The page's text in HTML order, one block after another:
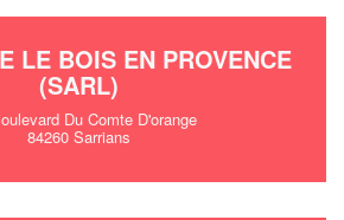
LE BOIS EN PROVENCE
(SARL)
Du Comte D'orange
84260 Sarrians